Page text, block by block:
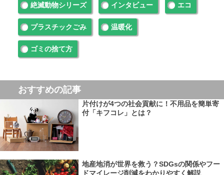
絶滅動物シリーズ インタビュー エコ
プラスチックごみ 温暖化
ゴミの捨て方
おすすめの記事
片付けが4つの社会貢献に！不用品を簡単寄
付「キフコレ」とは？
地産地消が世界を救う？SDGsの関係やフー
ドマイレージ削減をわかりやすく解説